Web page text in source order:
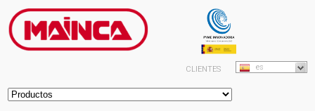
es
CLIENTES